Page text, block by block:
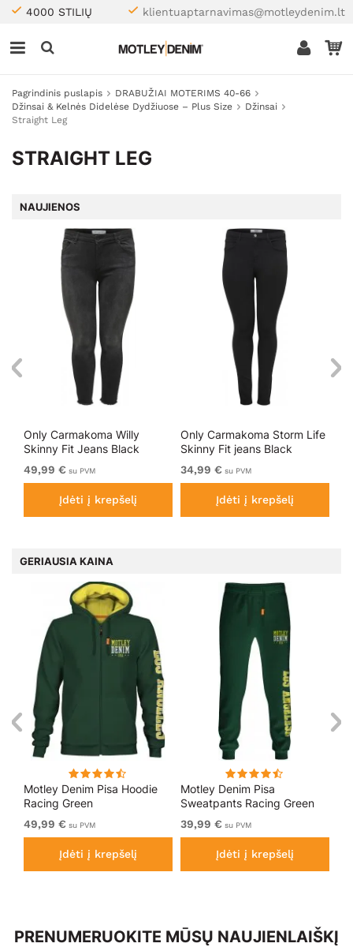
4000 STILIŲ klientuaptarnavimas@motleydenim.lt
Pagrindinis puslapis
DRABUŽIAI MOTERIMS 40-66
Džinsai & Kelnės Didelėse Dydžiuose – Plus Size
Džinsai
Straight Leg
STRAIGHT LEG
NAUJIENOS
Only Carmakoma Willy
Skinny Fit Jeans Black
49,99 € su PVM
Įdėti į krepšelį
Only Carmakoma Storm Life
Skinny Fit jeans Black
34,99 € su PVM
Įdėti į krepšelį
GERIAUSIA KAINA
Motley Denim Pisa Hoodie
Racing Green
49,99 € su PVM
Įdėti į krepšelį
Motley Denim Pisa
Sweatpants Racing Green
39,99 € su PVM
Įdėti į krepšelį
PRENUMERUOKITE MŪSŲ NAUJIENLAIŠKĮ